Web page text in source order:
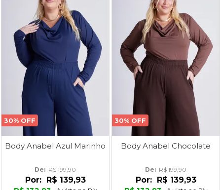
30% OFF
Body Anabel Azul Marinho
De: R$ 199,90
Por: R$ 139,93
30% OFF
Body Anabel Chocolate
De: R$ 199,90
Por: R$ 139,93